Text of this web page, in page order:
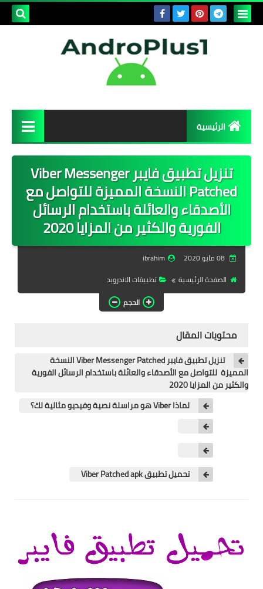
الرئيسية
برامج وتطبيقات
برامج الويندوز
تطبيقات الاندرويد
تطبيقات الايفون
تطبيقات مشاهدة الافلام
قسم الالعاب
العاب الاندرويد
شروحات
تنزيل تطبيق فايبر Viber Messenger
Patched النسخة المميزة للتواصل مع
الأصدقاء والعائلة باستخدام الرسائل
الفورية والكثير من المزايا 2020
08 مايو 2020
ibrahim
الصفحة الرئيسية
تطبيقات الاندرويد
الحجم
محتويات المقال
تنزيل تطبيق فايبر Viber Messenger Patched النسخة
المميزة للتواصل مع الأصدقاء والعائلة باستخدام الرسائل الفورية
والكثير من المزايا 2020
لماذا Viber هو مراسلة نصية وفيديو مثالية لك؟
تحميل تطبيق Viber Patched apk